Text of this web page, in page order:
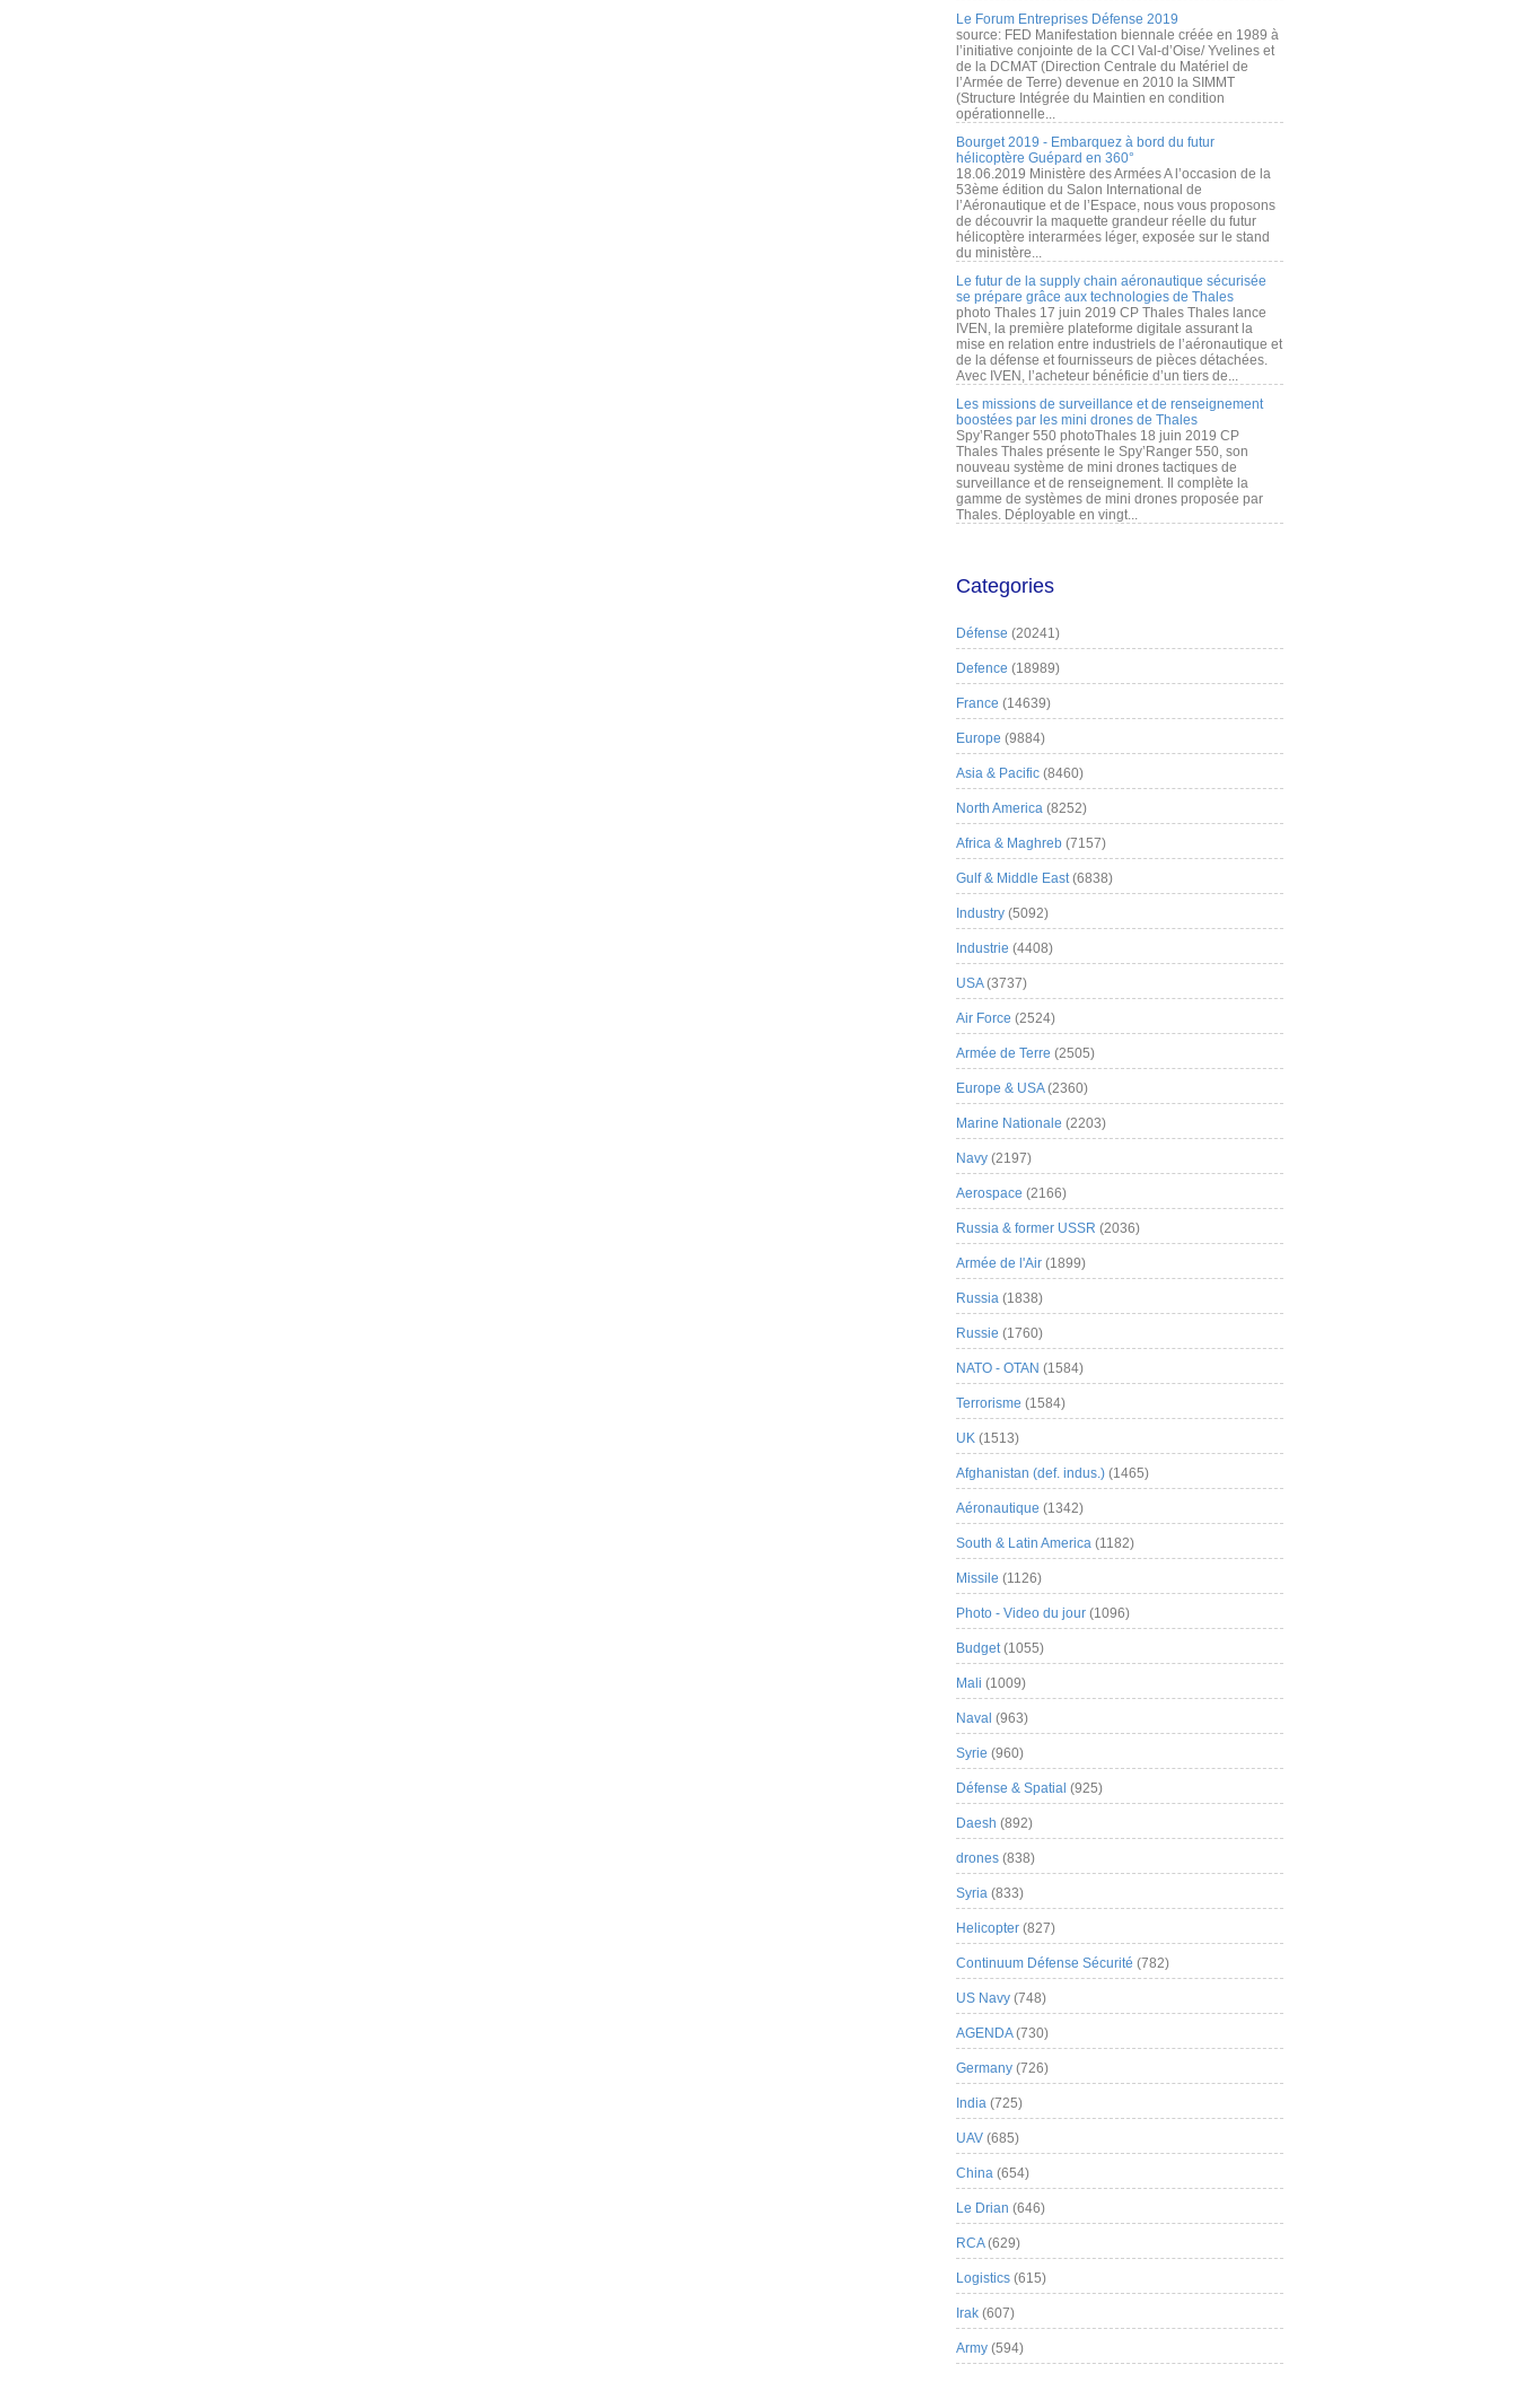
Le Forum Entreprises Défense 2019
source: FED Manifestation biennale créée en 1989 à
l’initiative conjointe de la CCI Val-d’Oise/ Yvelines et
de la DCMAT (Direction Centrale du Matériel de
l’Armée de Terre) devenue en 2010 la SIMMT
(Structure Intégrée du Maintien en condition
opérationnelle...
Bourget 2019 - Embarquez à bord du futur
hélicoptère Guépard en 360°
18.06.2019 Ministère des Armées A l’occasion de la
53ème édition du Salon International de
l’Aéronautique et de l’Espace, nous vous proposons
de découvrir la maquette grandeur réelle du futur
hélicoptère interarmées léger, exposée sur le stand
du ministère...
Le futur de la supply chain aéronautique sécurisée
se prépare grâce aux technologies de Thales
photo Thales 17 juin 2019 CP Thales Thales lance
IVEN, la première plateforme digitale assurant la
mise en relation entre industriels de l’aéronautique et
de la défense et fournisseurs de pièces détachées.
Avec IVEN, l’acheteur bénéficie d’un tiers de...
Les missions de surveillance et de renseignement
boostées par les mini drones de Thales
Spy’Ranger 550 photoThales 18 juin 2019 CP
Thales Thales présente le Spy’Ranger 550, son
nouveau système de mini drones tactiques de
surveillance et de renseignement. Il complète la
gamme de systèmes de mini drones proposée par
Thales. Déployable en vingt...
Categories
Défense (20241)
Defence (18989)
France (14639)
Europe (9884)
Asia & Pacific (8460)
North America (8252)
Africa & Maghreb (7157)
Gulf & Middle East(6838)
Industry (5092)
Industrie (4408)
USA(3737)
Air Force (2524)
Armée de Terre (2505)
Europe & USA(2360)
Marine Nationale (2203)
Navy (2197)
Aerospace (2166)
Russia & former USSR (2036)
Armée de l'Air (1899)
Russia (1838)
Russie (1760)
NATO - OTAN (1584)
Terrorisme (1584)
UK (1513)
Afghanistan (def. indus.) (1465)
Aéronautique (1342)
South & Latin America (1182)
Missile (1126)
Photo - Video du jour (1096)
Budget(1055)
Mali (1009)
Naval (963)
Syrie (960)
Défense & Spatial (925)
Daesh (892)
drones (838)
Syria (833)
Helicopter (827)
Continuum Défense Sécurité (782)
US Navy (748)
AGENDA(730)
Germany (726)
India (725)
UAV (685)
China (654)
Le Drian (646)
RCA(629)
Logistics (615)
Irak (607)
Army (594)